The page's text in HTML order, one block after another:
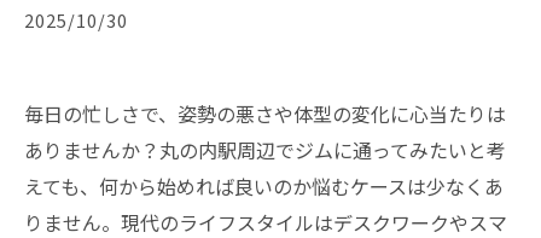
2025/10/30
毎日の忙しさで、姿勢の悪さや体型の変化に心当たりは
ありませんか？丸の内駅周辺でジムに通ってみたいと考
えても、何から始めれば良いのか悩むケースは少なくあ
りません。現代のライフスタイルはデスクワークやスマ